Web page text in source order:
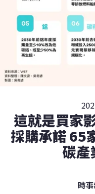
這就是買家
採購承諾 65
碳產
時